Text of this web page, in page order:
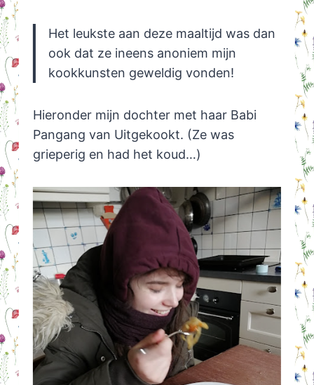
Het leukste aan deze maaltijd was dan
ook dat ze ineens anoniem mijn
kookkunsten geweldig vonden!
Hieronder mijn dochter met haar Babi
Pangang van Uitgekookt. (Ze was
grieperig en had het koud…)